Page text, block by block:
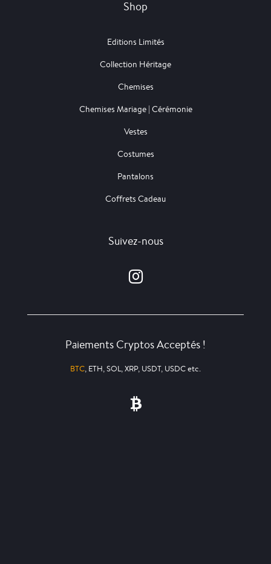
Shop
Editions Limités
Collection Héritage
Chemises
Chemises Mariage | Cérémonie
Vestes
Costumes
Pantalons
Coffrets Cadeau
Suivez-nous
Paiements Cryptos Acceptés !
BTC, ETH, SOL, XRP, USDT, USDC etc.